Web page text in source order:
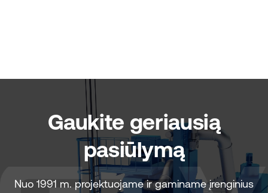
Gaukite geriausią
pasiūlymą
Nuo 1991 m. projektuojame ir gaminame įrenginius